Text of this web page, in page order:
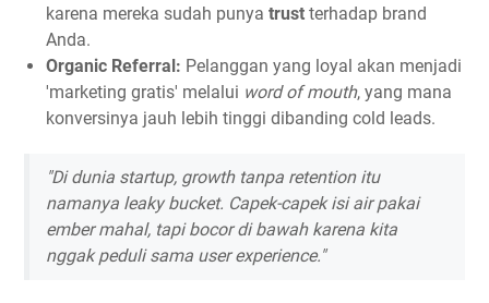
karena mereka sudah punya trust terhadap brand
Anda.
Organic Referral: Pelanggan yang loyal akan menjadi
'marketing gratis' melalui word of mouth, yang mana
konversinya jauh lebih tinggi dibanding cold leads.
"Di dunia startup, growth tanpa retention itu
namanya leaky bucket. Capek-capek isi air pakai
ember mahal, tapi bocor di bawah karena kita
nggak peduli sama user experience."